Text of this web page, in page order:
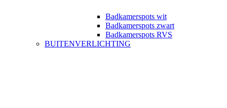
Badkamerspots wit
Badkamerspots zwart
Badkamerspots RVS
BUITENVERLICHTING